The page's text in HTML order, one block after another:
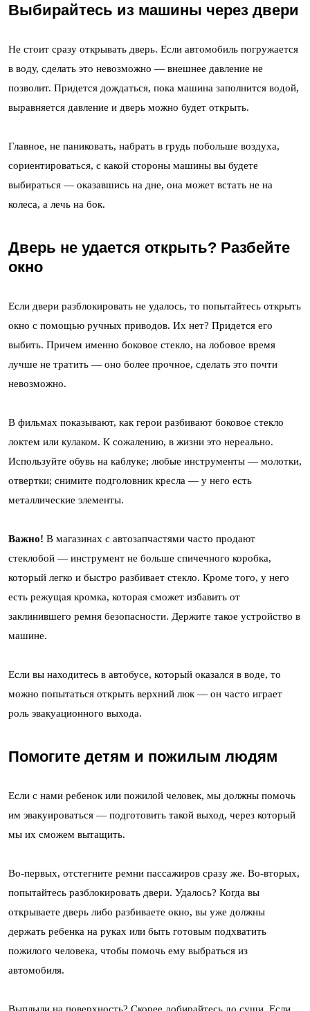
Выбирайтесь из машины через двери
Не стоит сразу открывать дверь. Если автомобиль погружается
в воду, сделать это невозможно — внешнее давление не
позволит. Придется дождаться, пока машина заполнится водой,
выравняется давление и дверь можно будет открыть.
Главное, не паниковать, набрать в грудь побольше воздуха,
сориентироваться, с какой стороны машины вы будете
выбираться — оказавшись на дне, она может встать не на
колеса, а лечь на бок.
Дверь не удается открыть? Разбейте
окно
Если двери разблокировать не удалось, то попытайтесь открыть
окно с помощью ручных приводов. Их нет? Придется его
выбить. Причем именно боковое стекло, на лобовое время
лучше не тратить — оно более прочное, сделать это почти
невозможно.
В фильмах показывают, как герои разбивают боковое стекло
локтем или кулаком. К сожалению, в жизни это нереально.
Используйте обувь на каблуке; любые инструменты — молотки,
отвертки; снимите подголовник кресла — у него есть
металлические элементы.
Важно! В магазинах с автозапчастями часто продают
стеклобой — инструмент не больше спичечного коробка,
который легко и быстро разбивает стекло. Кроме того, у него
есть режущая кромка, которая сможет избавить от
заклинившего ремня безопасности. Держите такое устройство в
машине.
Если вы находитесь в автобусе, который оказался в воде, то
можно попытаться открыть верхний люк — он часто играет
роль эвакуационного выхода.
Помогите детям и пожилым людям
Если с нами ребенок или пожилой человек, мы должны помочь
им эвакуироваться — подготовить такой выход, через который
мы их сможем вытащить.
Во-первых, отстегните ремни пассажиров сразу же. Во-вторых,
попытайтесь разблокировать двери. Удалось? Когда вы
открываете дверь либо разбиваете окно, вы уже должны
держать ребенка на руках или быть готовым подхватить
пожилого человека, чтобы помочь ему выбраться из
автомобиля.
Выплыли на поверхность? Скорее добирайтесь до суши. Если